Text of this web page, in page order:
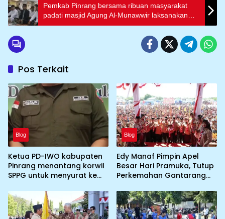
Pemkab Pinrang bersama ribuan masyarakat
padati masjid Agung Al-Munawwir laksanakan
salat Idul Adha 1447 hijriah
Pos Terkait
Blog
Ketua PD-IWO kabupaten
Pinrang menantang korwil
SPPG untuk menyurat ke
yang tidak memenuhi
syarat standar dan
persyaratan teknis
Blog
Edy Manaf Pimpin Apel
Besar Hari Pramuka, Tutup
Perkemahan Gantarang
Jamnas XII 2026